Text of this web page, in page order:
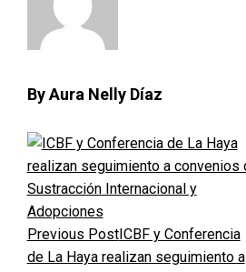
By Aura Nelly Díaz
Previous PostICBF y Conferencia
de La Haya realizan seguimiento a